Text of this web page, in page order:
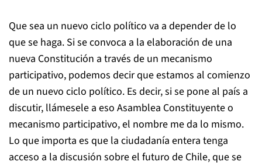
Que sea un nuevo ciclo político va a depender de lo
que se haga. Si se convoca a la elaboración de una
nueva Constitución a través de un mecanismo
participativo, podemos decir que estamos al comienzo
de un nuevo ciclo político. Es decir, si se pone al país a
discutir, llámesele a eso Asamblea Constituyente o
mecanismo participativo, el nombre me da lo mismo.
Lo que importa es que la ciudadanía entera tenga
acceso a la discusión sobre el futuro de Chile, que se